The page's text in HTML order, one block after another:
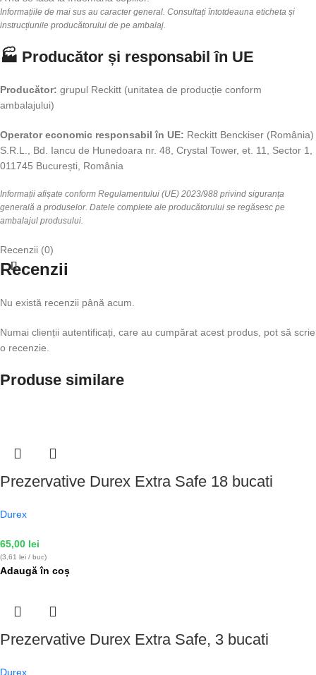
Informațiile de mai sus au caracter general. Consultați întotdeauna eticheta și
instrucțiunile producătorului de pe ambalaj.
🏭 Producător și responsabil în UE
Producător: grupul Reckitt (unitatea de producție conform
ambalajului)
Operator economic responsabil în UE: Reckitt Benckiser (România)
S.R.L., Bd. Iancu de Hunedoara nr. 48, Crystal Tower, et. 11, Sector 1,
011745 București, România
Informații afișate conform Regulamentului (UE) 2023/988 privind siguranța
generală a produselor. Datele complete ale producătorului se regăsesc pe
ambalajul produsului.
Recenzii (0)
Recenzii
Nu există recenzii până acum.
Numai clienții autentificați, care au cumpărat acest produs, pot să scrie
o recenzie.
Produse similare
Prezervative Durex Extra Safe 18 bucati
Durex
65,00 lei
(3,61 lei / buc)
Adaugă în coș
Prezervative Durex Extra Safe, 3 bucati
Durex